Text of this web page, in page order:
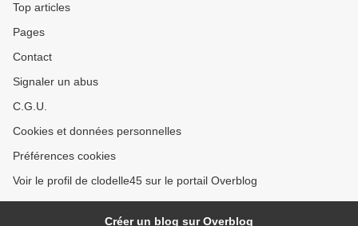
Top articles
Pages
Contact
Signaler un abus
C.G.U.
Cookies et données personnelles
Préférences cookies
Voir le profil de clodelle45 sur le portail Overblog
Créer un blog sur Overblog